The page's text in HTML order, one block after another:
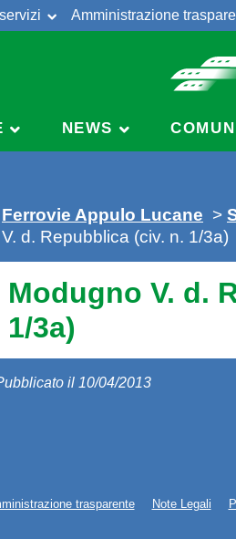
Amministrazione
NEWS
Ferrovie Appulo Lucane >
V. d. Repubblica (civ. n. 1/3a)
Modugno V. d.
1/3a)
il 10/04/2013
trasparente Note Legali